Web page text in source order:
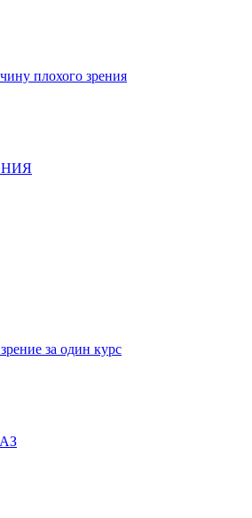
плохого зрения
за один курс